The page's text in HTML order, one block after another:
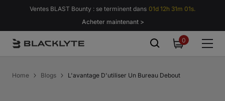
Passer au contenu
Ventes BLAST Bounty : se terminent dans 01d 12h 31m 00s.
Acheter maintenant >
00
Home Blogs L'avantage D'utiliser Un Bureau Debout